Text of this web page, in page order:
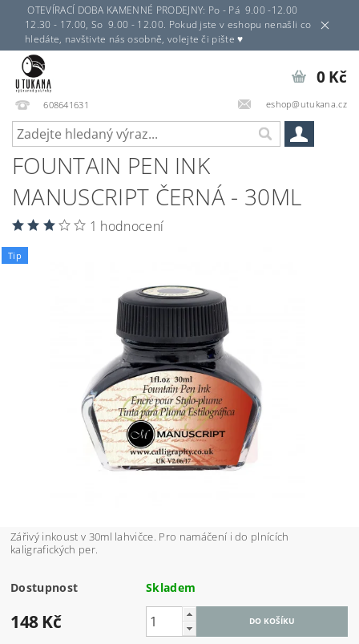
OTEVÍRACÍ DOBA KAMENNÉ PRODEJNY: Po - Pá 9.00 -12.00
12.30 - 17.00, So 9.00 - 12.00. Pokud jste v eshopu nenašli co
hledáte, navštivte nás osobně, volejte či pište ♥
608641631 eshop@utukana.cz
0 Kč
FOUNTAIN PEN INK
MANUSCRIPT ČERNÁ - 30ML
1 hodnocení
Tip
Zářivý inkoust v 30ml lahvičce. Pro namáčení i do plnících
kaligrafických per.
Dostupnost Skladem
148 Kč